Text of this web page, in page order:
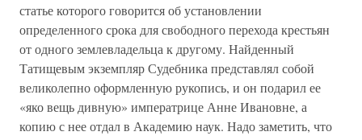
статье которого говорится об установлении
определенного срока для свободного перехода крестьян
от одного землевладельца к другому. Найденный
Татищевым экземпляр Судебника представлял собой
великолепно оформленную рукопись, и он подарил ее
«яко вещь дивную» императрице Анне Ивановне, а
копию с нее отдал в Академию наук. Надо заметить, что